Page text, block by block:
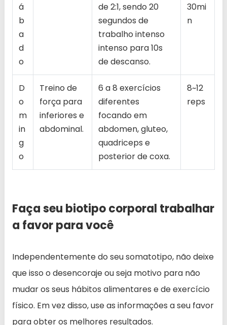
á
b
a
d
o
de 2:1, sendo 20
segundos de
trabalho intenso
intenso para 10s
de descanso.
30mi
n
D
o
m
in
g
o
Treino de
força para
inferiores e
abdominal.
6 a 8 exercícios
diferentes
focando em
abdomen, gluteo,
quadriceps e
posterior de coxa.
8~12
reps
Faça seu biotipo corporal trabalhar
a favor para você
Independentemente do seu somatotipo, não deixe
que isso o desencoraje ou seja motivo para não
mudar os seus hábitos alimentares e de exercício
físico. Em vez disso, use as informações a seu favor
para obter os melhores resultados.